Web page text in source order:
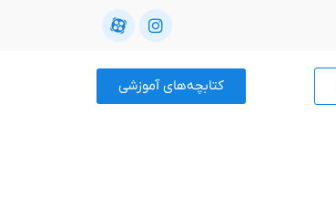
کتابچه‌های آموزشی